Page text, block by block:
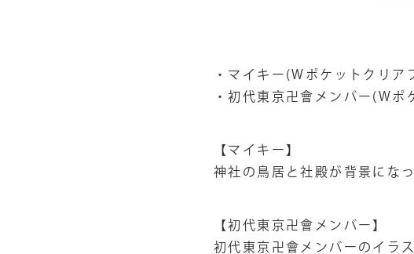
・マイキー(Wポケットクリア
・初代東京卍會メンバー(W
【マイキー】
神社の鳥居と社殿が背景にな
【初代東京卍會メンバー】
初代東京卍會メンバーのイラス